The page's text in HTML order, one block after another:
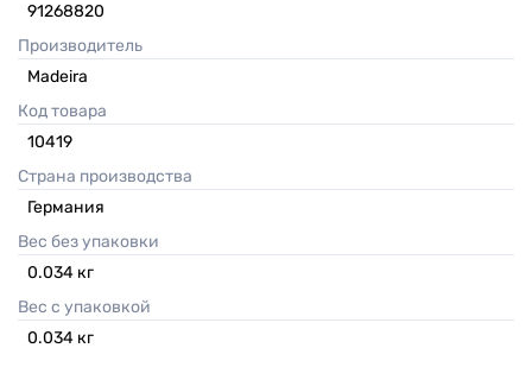
91268820
Производитель
Madeira
Код товара
10419
Страна производства
Германия
Вес без упаковки
0.034 кг
Вес с упаковкой
0.034 кг